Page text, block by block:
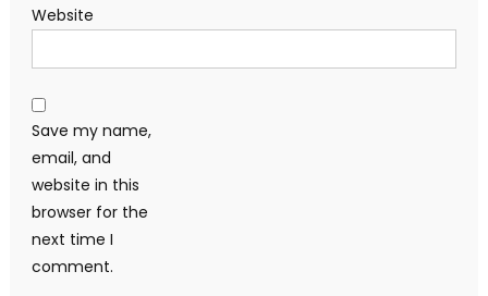
Website
Save my name,
email, and
website in this
browser for the
next time I
comment.